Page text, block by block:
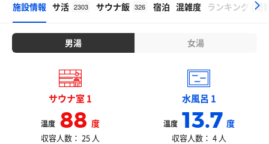
施設情報 サ活 2303 サウナ飯 326 宿泊 混雑度 ランキング 開
男湯 女湯
サウナ室 1
温度 88度
収容人数： 25 人
水風呂 1
温度13.7度
収容人数： 4 人